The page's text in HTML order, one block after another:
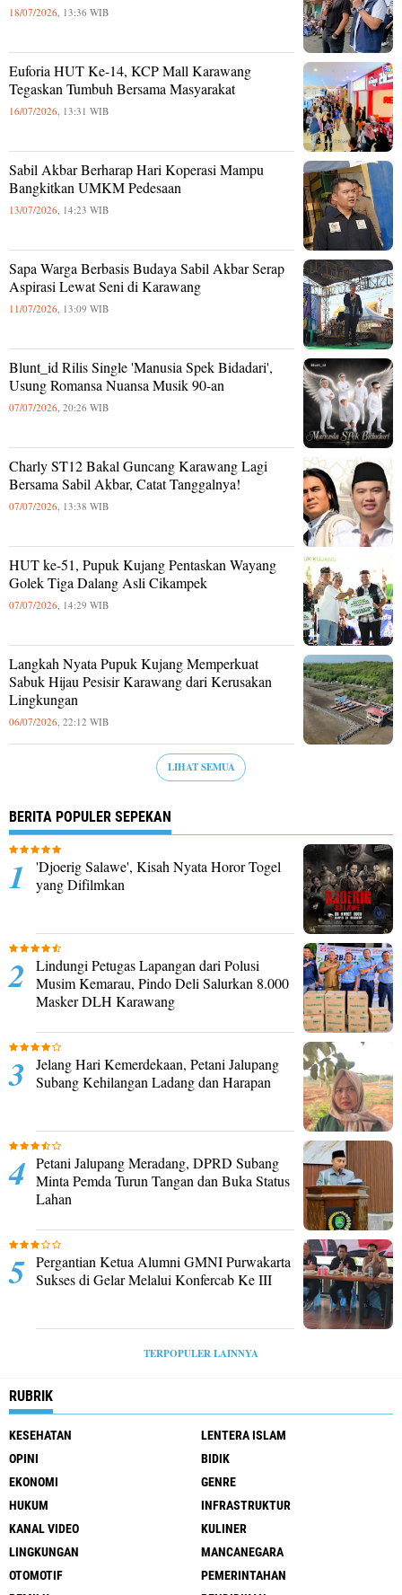
18/07/2026, 13:36 WIB
Euforia HUT Ke-14, KCP Mall Karawang
Tegaskan Tumbuh Bersama Masyarakat
16/07/2026, 13:31 WIB
Sabil Akbar Berharap Hari Koperasi Mampu
Bangkitkan UMKM Pedesaan
13/07/2026, 14:23 WIB
Sapa Warga Berbasis Budaya Sabil Akbar Serap
Aspirasi Lewat Seni di Karawang
11/07/2026, 13:09 WIB
Blunt_id Rilis Single 'Manusia Spek Bidadari',
Usung Romansa Nuansa Musik 90-an
07/07/2026, 20:26 WIB
Charly ST12 Bakal Guncang Karawang Lagi
Bersama Sabil Akbar, Catat Tanggalnya!
07/07/2026, 13:38 WIB
HUT ke-51, Pupuk Kujang Pentaskan Wayang
Golek Tiga Dalang Asli Cikampek
07/07/2026, 14:29 WIB
Langkah Nyata Pupuk Kujang Memperkuat
Sabuk Hijau Pesisir Karawang dari Kerusakan
Lingkungan
06/07/2026, 22:12 WIB
LIHAT SEMUA
BERITA POPULER SEPEKAN
'Djoerig Salawe', Kisah Nyata Horor Togel
yang Difilmkan
Lindungi Petugas Lapangan dari Polusi
Musim Kemarau, Pindo Deli Salurkan 8.000
Masker DLH Karawang
Jelang Hari Kemerdekaan, Petani Jalupang
Subang Kehilangan Ladang dan Harapan
Petani Jalupang Meradang, DPRD Subang
Minta Pemda Turun Tangan dan Buka Status
Lahan
Pergantian Ketua Alumni GMNI Purwakarta
Sukses di Gelar Melalui Konfercab Ke III
TERPOPULER LAINNYA
RUBRIK
KESEHATAN
LENTERA ISLAM
OPINI
BIDIK
EKONOMI
GENRE
HUKUM
INFRASTRUKTUR
KANAL VIDEO
KULINER
LINGKUNGAN
MANCANEGARA
OTOMOTIF
PEMERINTAHAN